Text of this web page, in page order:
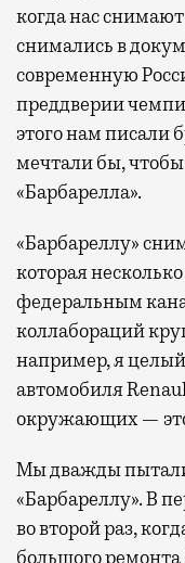
когда нас
снимались в
современную
преддверии
этого нам писали
мечтали бы,
«Барбарелла».
«Барбареллу»
которая
федеральным
коллабораций
например, я
автомобиля
окружающих —
Мы дважды
«Барбареллу». В
во второй раз,
большого